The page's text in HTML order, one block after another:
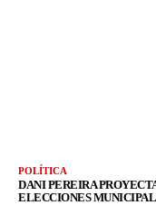
POLÍTICA
DANI PEREIRA
ELECCIONES